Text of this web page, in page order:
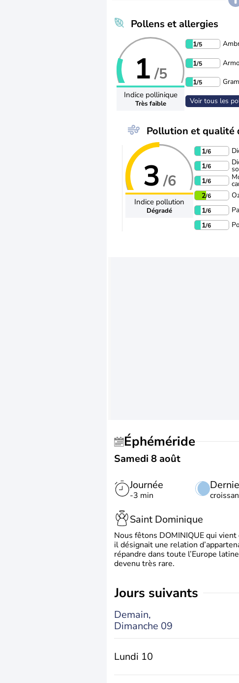
Pollens et allergies
1 /5
Indice pollinique
Très faible
1/5
1/5
1/5
Voir tous les
Pollution et qualité
3 /6
Indice pollution
Dégradé
1/6
1/6
1/6
2/6
1/6
1/6
Éphéméride
Samedi 8 août
Journée
-3 min
Saint Dominique
Nous fêtons DOMINIQUE qui
il désignait une relation
répandre dans toute l’Europe
devenu très rare.
jours suivants
Demain,
Dimanche 09
Lundi 10